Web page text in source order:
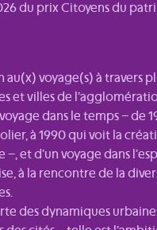
du prix Citoyens du
au(x) voyage(s) à travers
et villes de
voyage dans le temps – de
à 1990 qui voit la
et d’un voyage dans
à la rencontre de la
des dynamiques